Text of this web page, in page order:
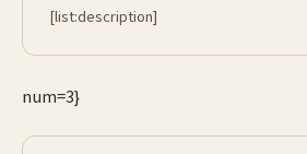
[list:description]
num=3}